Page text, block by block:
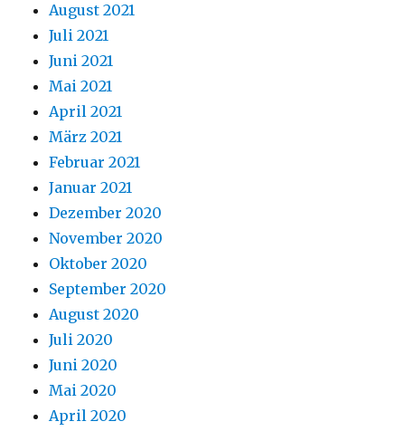
August 2021
Juli 2021
Juni 2021
Mai 2021
April 2021
März 2021
Februar 2021
Januar 2021
Dezember 2020
November 2020
Oktober 2020
September 2020
August 2020
Juli 2020
Juni 2020
Mai 2020
April 2020